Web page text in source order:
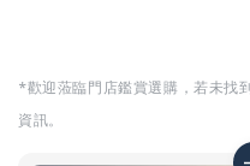
*歡迎蒞臨門店鑑賞選購，若未找
資訊。